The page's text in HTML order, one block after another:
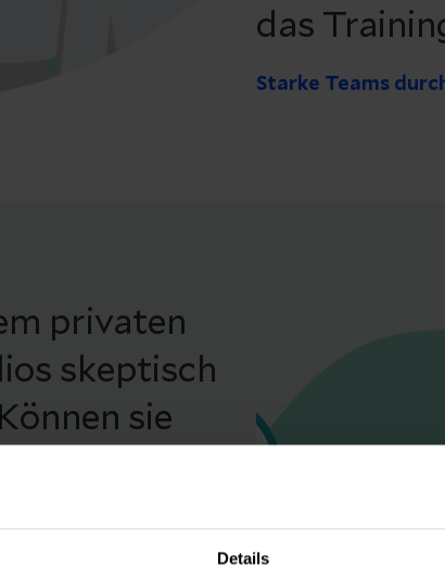
Details
das
Starke Teams
privaten
skeptisch
sie
Jahre